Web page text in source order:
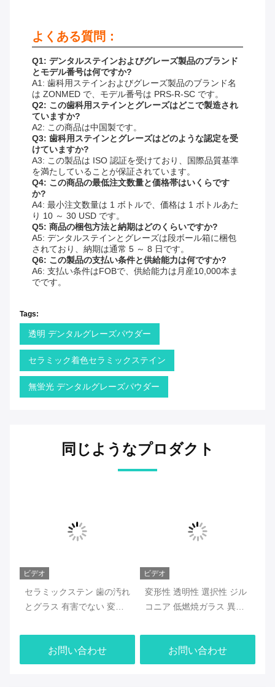
よくある質問：
Q1: デンタルステインおよびグレーズ製品のブランド
とモデル番号は何ですか?
A1: 歯科用ステインおよびグレーズ製品のブランド名
は ZONMED で、モデル番号は PRS-R-SC です。
Q2: この歯科用ステインとグレーズはどこで製造され
ていますか?
A2: この商品は中国製です。
Q3: 歯科用ステインとグレーズはどのような認定を受
けていますか?
A3: この製品は ISO 認証を受けており、国際品質基準
を満たしていることが保証されています。
Q4: この商品の最低注文数量と価格帯はいくらです
か?
A4: 最小注文数量は 1 ボトルで、価格は 1 ボトルあた
り 10 ～ 30 USD です。
Q5: 商品の梱包方法と納期はどのくらいですか?
A5: デンタルステインとグレーズは段ボール箱に梱包
されており、納期は通常 5 ～ 8 日です。
Q6: この製品の支払い条件と供給能力は何ですか?
A6: 支払い条件はFOBで、供給能力は月産10,000本ま
でです。
Tags:
透明 デンタルグレーズパウダー
セラミック着色セラミックステイン
無蛍光 デンタルグレーズパウダー
同じようなプロダクト
ビデオ
セラミックステン 歯の汚れ
とグラス 有害でない 変容
プロテシスの正確な色付け
のために設計されています
お問い合わせ
ビデオ
変形性 透明性 選択性 ジル
コニア 低燃焼ガラス 異な
仕上げと耐磨性を保証
お問い合わせ